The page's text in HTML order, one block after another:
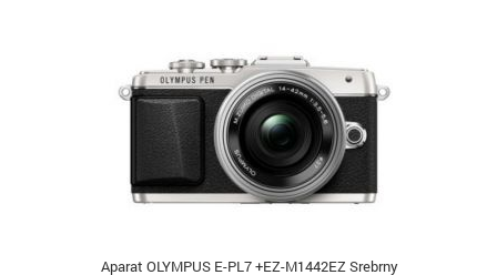
Aparat OLYMPUS E-PL7 +EZ-M1442EZ Srebrny